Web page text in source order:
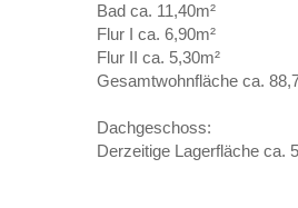
Bad ca. 11,40m²
Flur I ca. 6,90m²
Flur II ca. 5,30m²
Gesamtwohnfläche ca.
Dachgeschoss:
Derzeitige Lagerfläche ca.